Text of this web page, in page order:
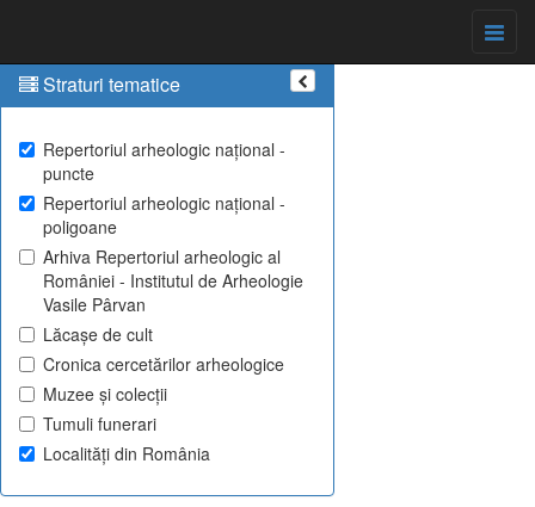
Straturi tematice
Repertoriul arheologic național -
puncte
Repertoriul arheologic național -
poligoane
Arhiva Repertoriul arheologic al
României - Institutul de Arheologie
Vasile Pârvan
Lăcașe de cult
Cronica cercetărilor arheologice
Muzee și colecții
Tumuli funerari
Localități din România